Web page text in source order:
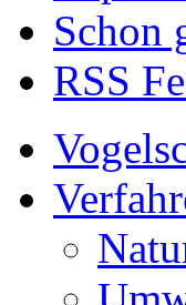
Schon
RSS